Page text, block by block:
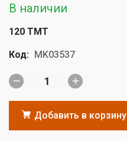
В наличии
120 TMT
Код: MK03537
Добавить в корзину